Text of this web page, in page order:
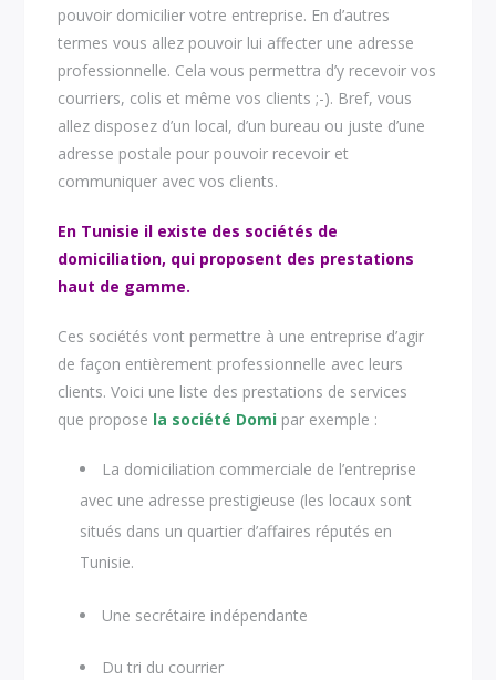
pouvoir domicilier votre entreprise. En d’autres
termes vous allez pouvoir lui affecter une adresse
professionnelle. Cela vous permettra d’y recevoir vos
courriers, colis et même vos clients ;-). Bref, vous
allez disposez d’un local, d’un bureau ou juste d’une
adresse postale pour pouvoir recevoir et
communiquer avec vos clients.
En Tunisie il existe des sociétés de
domiciliation, qui proposent des prestations
haut de gamme.
Ces sociétés vont permettre à une entreprise d’agir
de façon entièrement professionnelle avec leurs
clients. Voici une liste des prestations de services
que propose la société Domi par exemple :
La domiciliation commerciale de l’entreprise
avec une adresse prestigieuse (les locaux sont
situés dans un quartier d’affaires réputés en
Tunisie.
Une secrétaire indépendante
Du tri du courrier